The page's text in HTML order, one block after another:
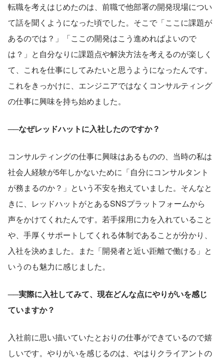
転職を考えはじめたのは、前職で他部署の開発現場につい
て話を聞くようになった頃でした。そこで「ここに課題が
あるのでは？」「ここの開発はこう進めればよいので
は？」と自分なりに課題点や解決方法を考えるのが楽しく
て、これを仕事にしてみたいと思うようになったんです。
これをきっかけに、エンジニアではなくコンサルティング
の仕事に興味を持ち始めました。
──なぜレッドハットに入社したのですか？
コンサルティングの仕事に興味はあるものの、当時の私は
社会人経験が5年しかないために「自分にコンサルタント
が務まるのか？」という不安を抱えていました。そんなと
きに、レッドハットがとあるSNSプラットフォームから
声をかけてくれたんです。若手採用に力を入れていること
や、手厚くサポートしてくれる体制であることが分かり、
入社を決めました。また「開発者と近い距離で働ける」と
いうのも魅力に感じました。
──実際に入社してみて、現在どんな点にやりがいを感じ
ていますか？
入社前に思い描いていたとおりの仕事ができているので嬉
しいです。やりがいを感じるのは、やはりクライアントの